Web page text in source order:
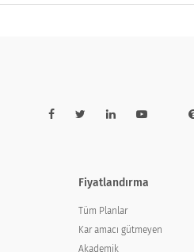
Fiyatlandırma
Tüm Planlar
Kar amacı gütmeyen
Akademik